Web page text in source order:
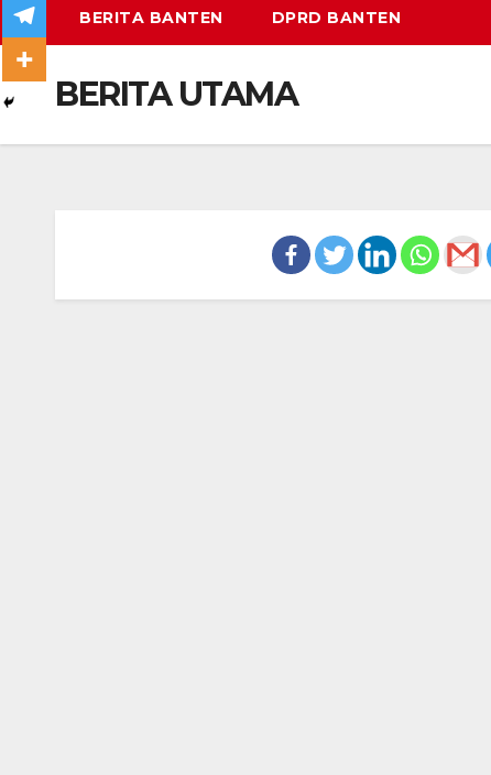
BERITA BANTEN DPRD BANTEN
BERITA UTAMA